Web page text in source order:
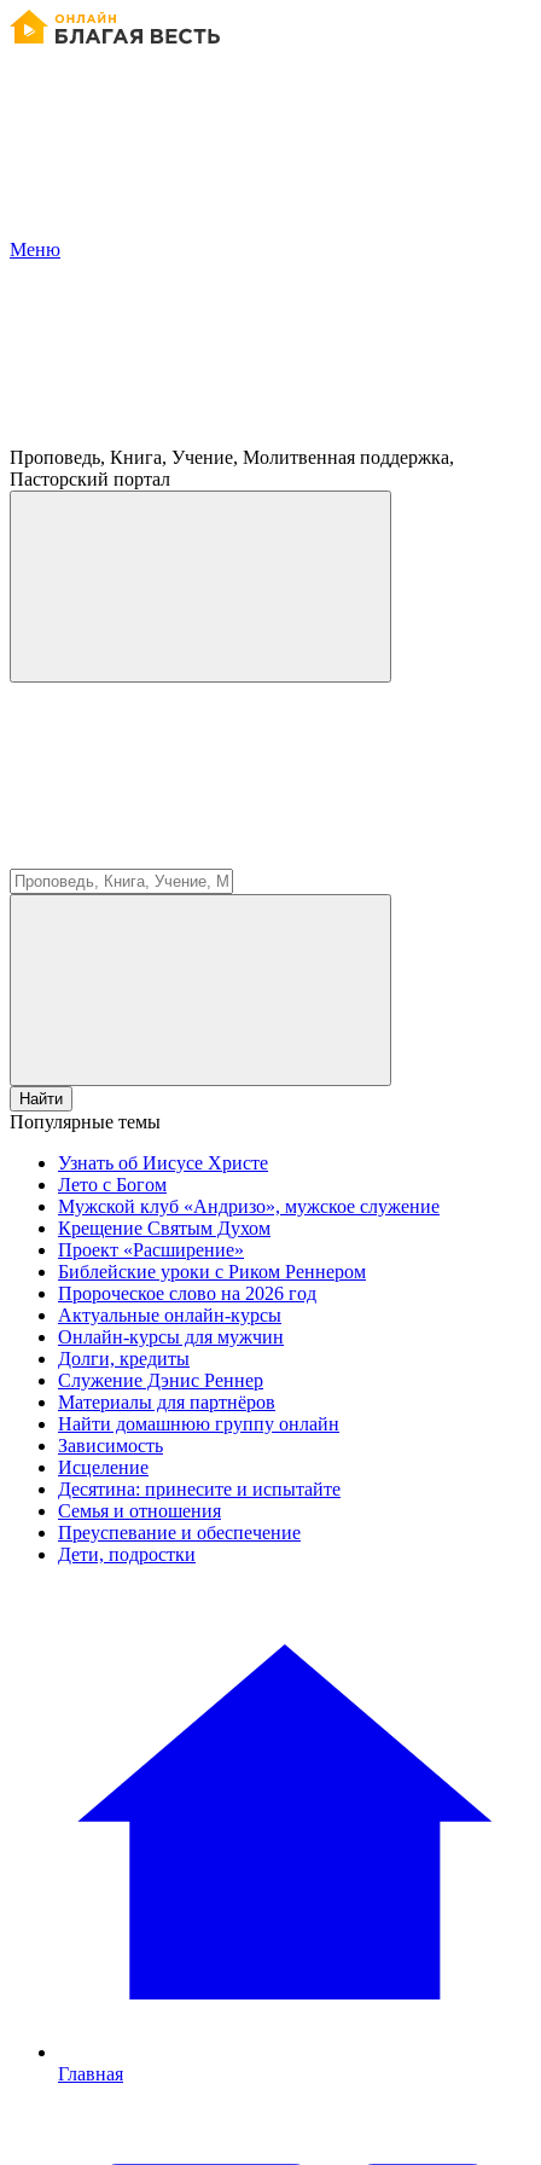
Меню
Проповедь, Книга, Учение, Молитвенная поддержка,
Пасторский портал
Найти
Популярные темы
Узнать об Иисусе Христе
Лето с Богом
Мужской клуб «Андризо», мужское служение
Крещение Святым Духом
Проект «Расширение»
Библейские уроки с Риком Реннером
Пророческое слово на 2026 год
Актуальные онлайн-курсы
Онлайн-курсы для мужчин
Долги, кредиты
Служение Дэнис Реннер
Материалы для партнёров
Найти домашнюю группу онлайн
Зависимость
Исцеление
Десятина: принесите и испытайте
Семья и отношения
Преуспевание и обеспечение
Дети, подростки
Главная